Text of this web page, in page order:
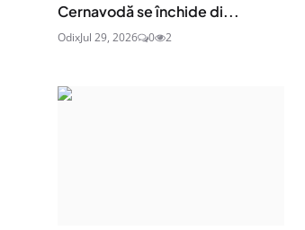
Cernavodă se închide di...
OdixJul 29, 2026 0 2